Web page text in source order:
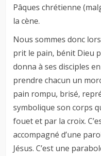
Pâques chrétienne
la cène.
Nous sommes donc
prit le pain, bénit Dieu
donna à ses disciples
prendre chacun un
pain rompu, brisé,
symbolique son corps
fouet et par la croix.
accompagné d’une
Jésus. C’est une